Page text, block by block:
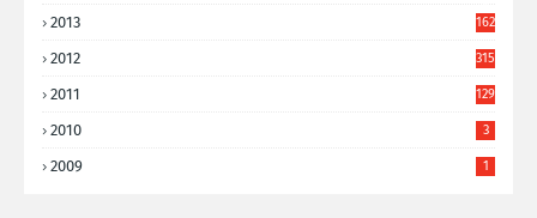
2013 162
2012 315
2011 129
2010 3
2009 1